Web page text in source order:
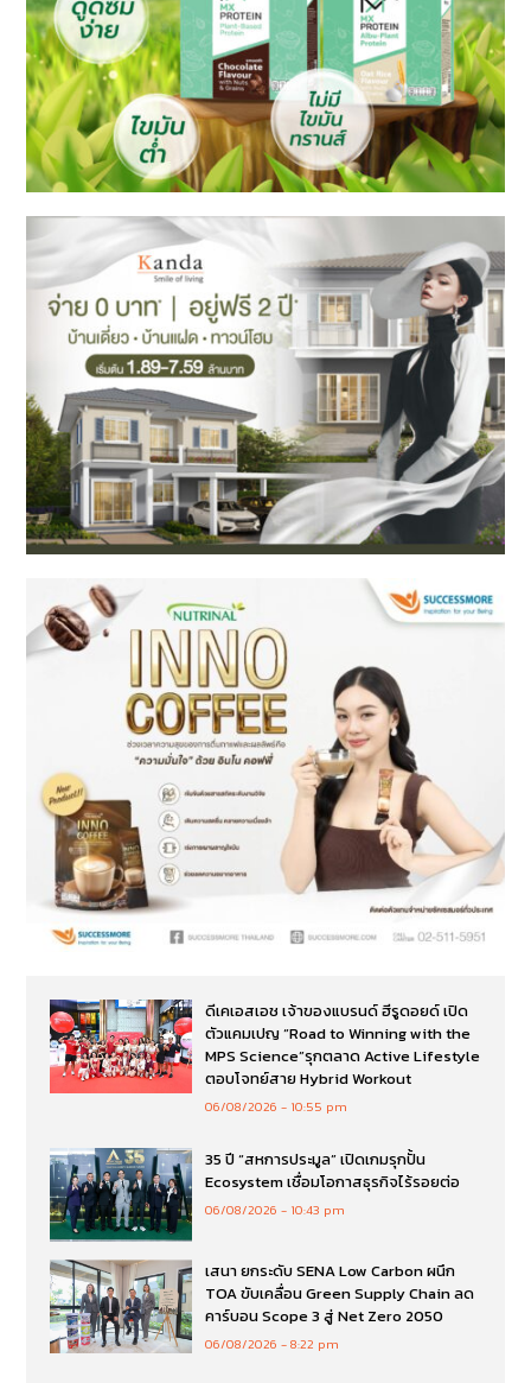
ดีเคเอสเอช เจ้าของแบรนด์ ฮีรูดอยด์ เปิด
ตัวแคมเปญ “Road to Winning with the
MPS Science”รุกตลาด Active Lifestyle
ตอบโจทย์สาย Hybrid Workout
06/08/2026 10:55 pm
35 ปี “สหการประมูล” เปิดเกมรุกปั้น
Ecosystem เชื่อมโอกาสธุรกิจไร้รอยต่อ
06/08/2026 10:43 pm
เสนา ยกระดับ SENA Low Carbon ผนึก
TOA ขับเคลื่อน Green Supply Chain ลด
คาร์บอน Scope 3 สู่ Net Zero 2050
06/08/2026 8:22 pm